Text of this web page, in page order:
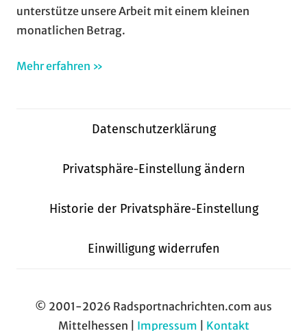
unterstütze unsere Arbeit mit einem kleinen
monatlichen Betrag.
Mehr erfahren »
Datenschutzerklärung
Privatsphäre-Einstellung ändern
Historie der Privatsphäre-Einstellung
Einwilligung widerrufen
© 2001-2026 Radsportnachrichten.com aus
Mittelhessen | Impressum Kontakt